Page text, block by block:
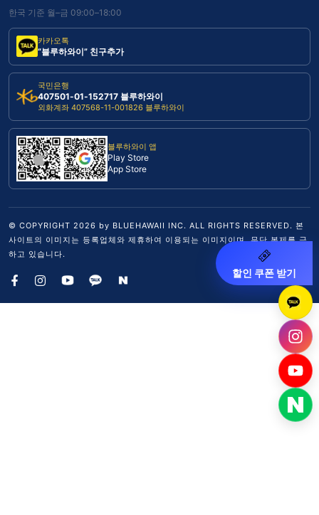
한국 기준 월–금 09:00–18:00
카카오톡
“블루하와이” 친구추가
국민은행
407501-01-152717 블루하와이
외화계좌 407568-11-001826 블루하와이
블루하와이 앱
Play Store
App Store
© COPYRIGHT 2026 by BLUEHAWAII INC. ALL RIGHTS RESERVED. 본
사이트의 이미지는 등록업체와 제휴하여 이용되는 이미지이며, 무단 복제를 금
하고 있습니다.
할인 쿠폰 받기